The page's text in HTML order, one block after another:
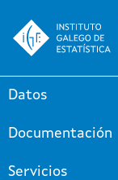
Datos
Documentación
Servicios